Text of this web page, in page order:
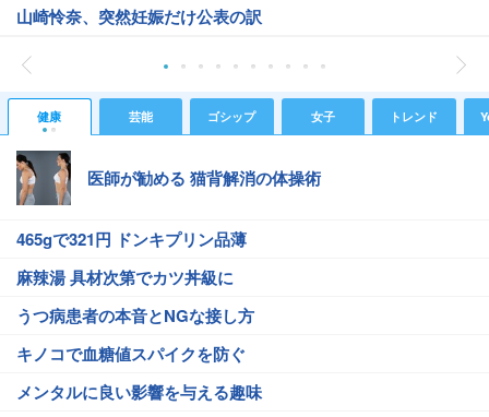
山崎怜奈、突然妊娠だけ公表の訳
健康 芸能 ゴシップ 女子 トレンド
医師が勧める 猫背解消の体操術
465gで321円 ドンキプリン品薄
麻辣湯 具材次第でカツ丼級に
うつ病患者の本音とNGな接し方
キノコで血糖値スパイクを防ぐ
メンタルに良い影響を与える趣味